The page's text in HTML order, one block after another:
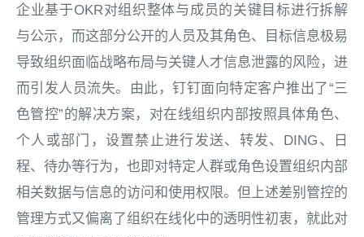
企业基于OKR对组织整体与成员的关键目标进行拆解
与公示，而这部分公开的人员及其角色、目标信息极易
导致组织面临战略布局与关键人才信息泄露的风险，进
而引发人员流失。由此，钉钉面向特定客户推出了“三
色管控”的解决方案，对在线组织内部按照具体角色、
个人或部门，设置禁止进行发送、转发、DING、日
程、待办等行为，也即对特定人群或角色设置组织内部
相关数据与信息的访问和使用权限。但上述差别管控的
管理方式又偏离了组织在线化中的透明性初衷，就此对